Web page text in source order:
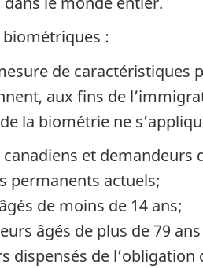
biométriques :
de caractéristiques
aux fins de
la biométrie ne
et demandeurs
permanents actuels;
de moins de 14 ans;
âgés de plus de 79
dispensés de